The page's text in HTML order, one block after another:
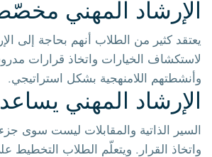
الإرشاد المهني
يعتقد كثير من الطلاب أنهم بحاجة إلى
لاستكشاف الخيارات واتخاذ قرارات
وأنشطتهم اللامنهجية بشكل استراتيجي.
الإرشاد المهني
السير الذاتية والمقابلات ليست سوى
واتخاذ القرار. ويتعلّم الطلاب التخطيط